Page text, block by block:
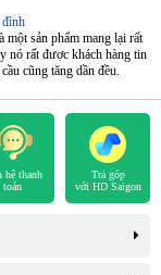
đình
một sản phẩm mang lại rất
nó rất được khách hàng tin
cũng tăng dần đều.
hệ thanh
toán
Trả góp
với HD Saigon